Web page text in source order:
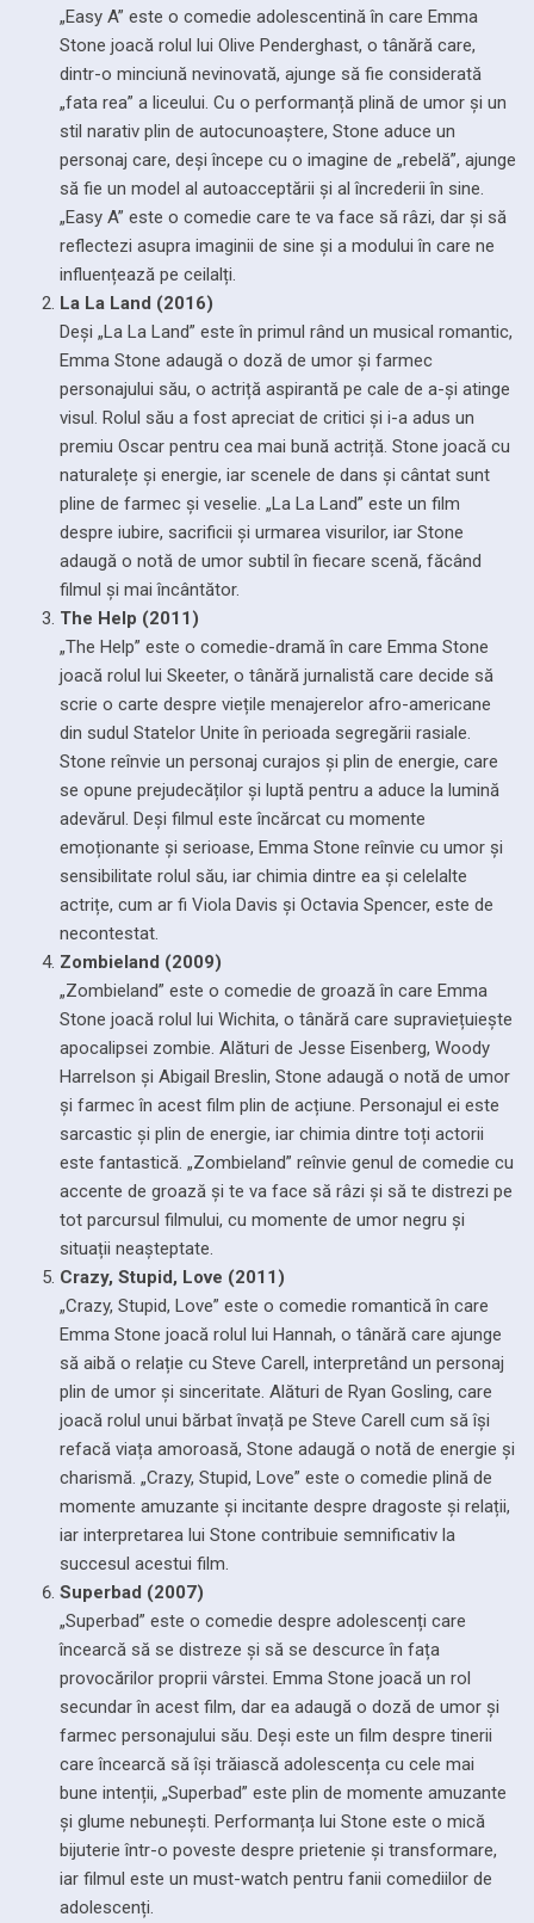
„Easy A” este o comedie adolescentină în care Emma
Stone joacă rolul lui Olive Penderghast, o tânără care,
dintr-o minciună nevinovată, ajunge să fie considerată
„fata rea” a liceului. Cu o performanță plină de umor și un
stil narativ plin de autocunoaștere, Stone aduce un
personaj care, deși începe cu o imagine de „rebelă”, ajunge
să fie un model al autoacceptării și al încrederii în sine.
„Easy A” este o comedie care te va face să râzi, dar și să
reflectezi asupra imaginii de sine și a modului în care ne
influențează pe ceilalți.
La La Land (2016)
Deși „La La Land” este în primul rând un musical romantic,
Emma Stone adaugă o doză de umor și farmec
personajului său, o actriță aspirantă pe cale de a-și atinge
visul. Rolul său a fost apreciat de critici și i-a adus un
premiu Oscar pentru cea mai bună actriță. Stone joacă cu
naturalețe și energie, iar scenele de dans și cântat sunt
pline de farmec și veselie. „La La Land” este un film
despre iubire, sacrificii și urmarea visurilor, iar Stone
adaugă o notă de umor subtil în fiecare scenă, făcând
filmul și mai încântător.
The Help (2011)
„The Help” este o comedie-dramă în care Emma Stone
joacă rolul lui Skeeter, o tânără jurnalistă care decide să
scrie o carte despre viețile menajerelor afro-americane
din sudul Statelor Unite în perioada segregării rasiale.
Stone reînvie un personaj curajos și plin de energie, care
se opune prejudecăților și luptă pentru a aduce la lumină
adevărul. Deși filmul este încărcat cu momente
emoționante și serioase, Emma Stone reînvie cu umor și
sensibilitate rolul său, iar chimia dintre ea și celelalte
actrițe, cum ar fi Viola Davis și Octavia Spencer, este de
necontestat.
Zombieland (2009)
„Zombieland” este o comedie de groază în care Emma
Stone joacă rolul lui Wichita, o tânără care supraviețuiește
apocalipsei zombie. Alături de Jesse Eisenberg, Woody
Harrelson și Abigail Breslin, Stone adaugă o notă de umor
și farmec în acest film plin de acțiune. Personajul ei este
sarcastic și plin de energie, iar chimia dintre toți actorii
este fantastică. „Zombieland” reînvie genul de comedie cu
accente de groază și te va face să râzi și să te distrezi pe
tot parcursul filmului, cu momente de umor negru și
situații neașteptate.
Crazy, Stupid, Love (2011)
„Crazy, Stupid, Love” este o comedie romantică în care
Emma Stone joacă rolul lui Hannah, o tânără care ajunge
să aibă o relație cu Steve Carell, interpretând un personaj
plin de umor și sinceritate. Alături de Ryan Gosling, care
joacă rolul unui bărbat învață pe Steve Carell cum să își
refacă viața amoroasă, Stone adaugă o notă de energie și
charismă. „Crazy, Stupid, Love” este o comedie plină de
momente amuzante și incitante despre dragoste și relații,
iar interpretarea lui Stone contribuie semnificativ la
succesul acestui film.
Superbad (2007)
„Superbad” este o comedie despre adolescenți care
încearcă să se distreze și să se descurce în fața
provocărilor proprii vârstei. Emma Stone joacă un rol
secundar în acest film, dar ea adaugă o doză de umor și
farmec personajului său. Deși este un film despre tinerii
care încearcă să își trăiască adolescența cu cele mai
bune intenții, „Superbad” este plin de momente amuzante
și glume nebunești. Performanța lui Stone este o mică
bijuterie într-o poveste despre prietenie și transformare,
iar filmul este un must-watch pentru fanii comediilor de
adolescenți.